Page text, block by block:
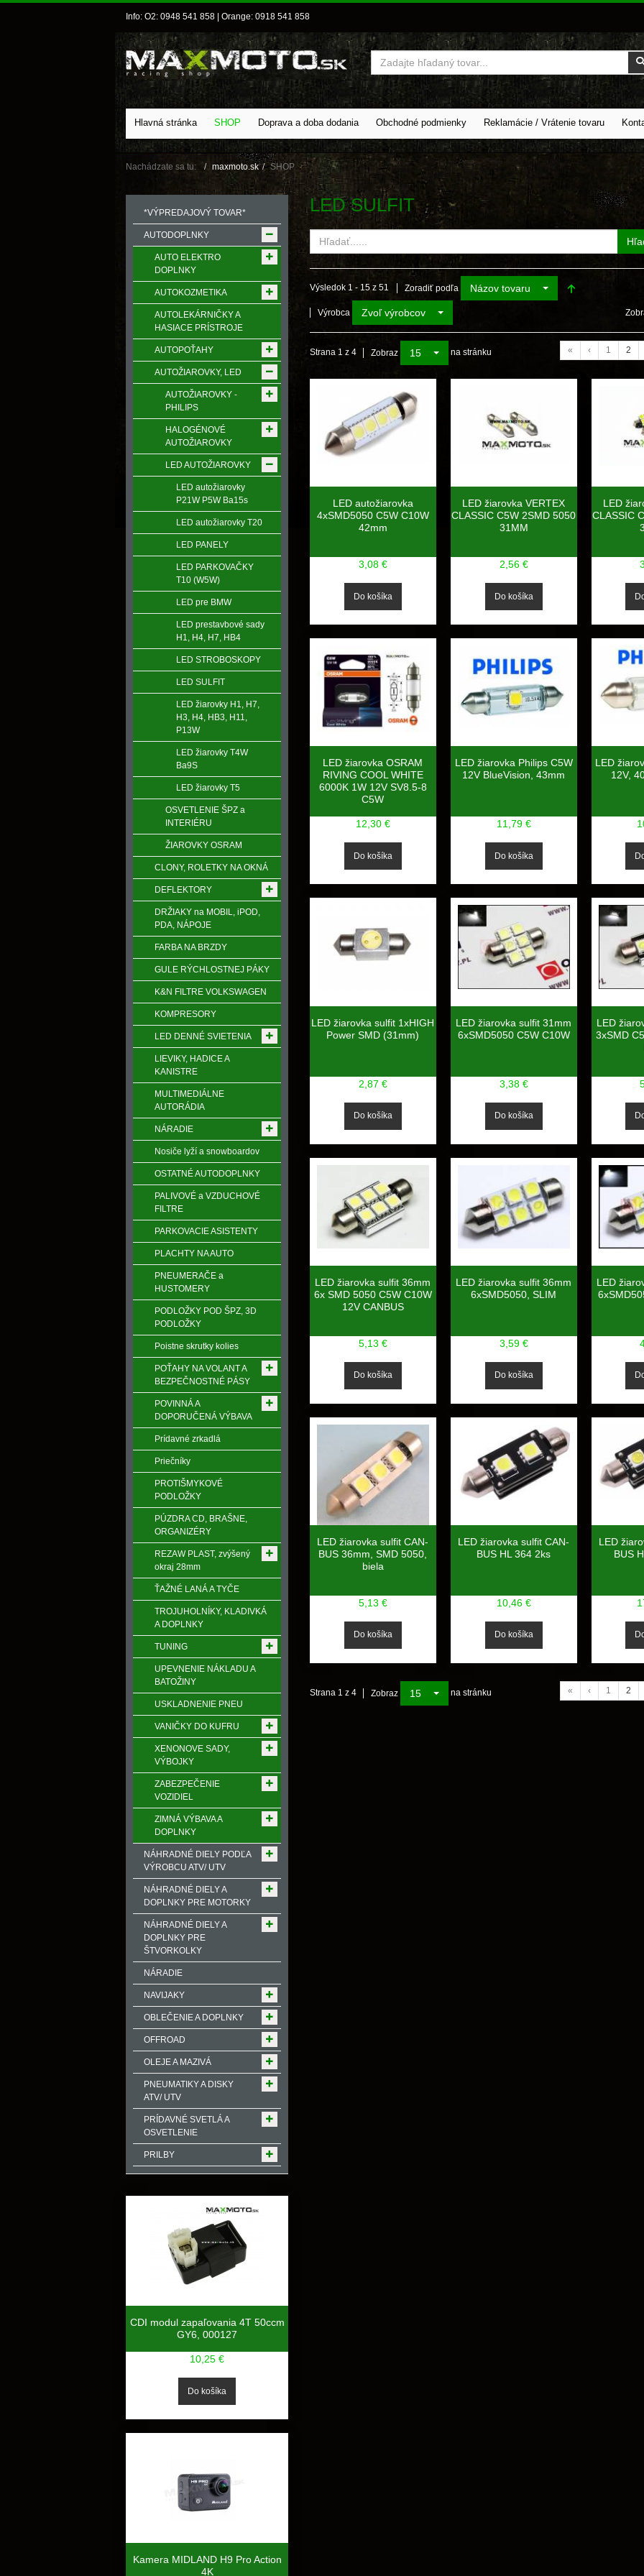
Info: O2: 0948 541 858 | Orange: 0918 541 858
Vyhľadať
Hlavná stránka SHOP Doprava a doba dodania Obchodné podmienky Reklamácie / Vrátenie tovaru
Nachádzate sa tu: maxmoto.sk SHOP
LED SULFIT
Výsledok 1 - 15 z 51 Zoradiť podľa Názov tovaru
Výrobca Zvoľ výrobcov
Strana 1 z 4 Zobraz 15 na stránku « ‹ 1 2
LED autožiarovka
4xSMD5050 C5W C10W
42mm
3,08 €
LED žiarovka VERTEX
CLASSIC C5W 2SMD 5050
31MM
2,56 €
LED
CLASSIC
LED žiarovka OSRAM
RIVING COOL WHITE
6000K 1W 12V SV8.5-8
C5W
12,30 €
LED žiarovka Philips C5W
12V BlueVision, 43mm
11,79 €
LED
12V,
LED žiarovka sulfit 1xHIGH
Power SMD (31mm)
2,87 €
LED žiarovka sulfit 31mm
6xSMD5050 C5W C10W
3,38 €
LED
3xSMD
LED žiarovka sulfit 36mm
6x SMD 5050 C5W C10W
12V CANBUS
5,13 €
LED žiarovka sulfit 36mm
6xSMD5050, SLIM
3,59 €
LED
LED žiarovka sulfit CAN-
BUS 36mm, SMD 5050,
biela
5,13 €
LED žiarovka sulfit CAN-
BUS HL 364 2ks
10,46 €
LED
BUS
Strana 1 z 4 Zobraz 15 na stránku « ‹ 1 2
*VÝPREDAJOVÝ TOVAR*
AUTODOPLNKY
AUTO ELEKTRO
DOPLNKY
AUTOKOZMETIKA
AUTOLEKÁRNIČKY A
HASIACE PRÍSTROJE
AUTOPOŤAHY
AUTOŽIAROVKY, LED
AUTOŽIAROVKY -
PHILIPS
HALOGÉNOVÉ
AUTOŽIAROVKY
LED AUTOŽIAROVKY
LED autožiarovky
P21W P5W Ba15s
LED autožiarovky T20
LED PANELY
LED PARKOVAČKY
T10 (W5W)
LED pre BMW
LED prestavbové sady
H1, H4, H7, HB4
LED STROBOSKOPY
LED SULFIT
LED žiarovky H1, H7,
H3, H4, HB3, H11,
P13W
LED žiarovky T4W
Ba9S
LED žiarovky T5
OSVETLENIE ŠPZ a
INTERIÉRU
ŽIAROVKY OSRAM
CLONY, ROLETKY NA OKNÁ
DEFLEKTORY
DRŽIAKY na MOBIL, iPOD,
PDA, NÁPOJE
FARBA NA BRZDY
GULE RÝCHLOSTNEJ PÁKY
K&N FILTRE VOLKSWAGEN
KOMPRESORY
LED DENNÉ SVIETENIA
LIEVIKY, HADICE A
KANISTRE
MULTIMEDIÁLNE
AUTORÁDIA
NÁRADIE
Nosiče lyží a snowboardov
OSTATNÉ AUTODOPLNKY
PALIVOVÉ a VZDUCHOVÉ
FILTRE
PARKOVACIE ASISTENTY
PLACHTY NA AUTO
PNEUMERAČE a
HUSTOMERY
PODLOŽKY POD ŠPZ, 3D
PODLOŽKY
Poistne skrutky kolies
POŤAHY NA VOLANT A
BEZPEČNOSTNÉ PÁSY
POVINNÁ A
DOPORUČENÁ VÝBAVA
Prídavné zrkadlá
Priečníky
PROTIŠMYKOVÉ
PODLOŽKY
PÚZDRA CD, BRAŠNE,
ORGANIZÉRY
REZAW PLAST, zvýšený
okraj 28mm
ŤAŽNÉ LANÁ A TYČE
TROJUHOLNÍKY, KLADIVKÁ
A DOPLNKY
TUNING
UPEVNENIE NÁKLADU A
BATOŽINY
USKLADNENIE PNEU
VANIČKY DO KUFRU
XENONOVE SADY,
VÝBOJKY
ZABEZPEČENIE
VOZIDIEL
ZIMNÁ VÝBAVA A
DOPLNKY
NÁHRADNÉ DIELY PODĽA
VÝROBCU ATV/ UTV
NÁHRADNÉ DIELY A
DOPLNKY PRE MOTORKY
NÁHRADNÉ DIELY A
DOPLNKY PRE
ŠTVORKOLKY
NÁRADIE
NAVIJAKY
OBLEČENIE A DOPLNKY
OFFROAD
OLEJE A MAZIVÁ
PNEUMATIKY A DISKY
ATV/ UTV
PRÍDAVNÉ SVETLÁ A
OSVETLENIE
PRILBY
CDI modul zapaľovania 4T 50ccm
GY6, 000127
10,25 €
Kamera MIDLAND H9 Pro Action
4K